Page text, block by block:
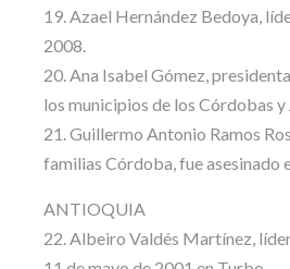
19. Azael Hernández Bedoya,
2008.
20. Ana Isabel Gómez,
los municipios de los Córdobas
21. Guillermo Antonio Ramos
familias Córdoba, fue asesinado
ANTIOQUIA
22. Albeiro Valdés Martínez,